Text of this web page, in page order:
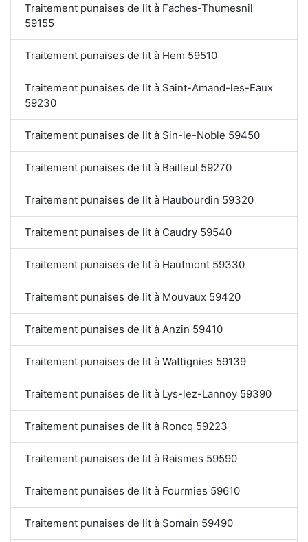
Traitement punaises de lit à Faches-Thumesnil
59155
Traitement punaises de lit à Hem 59510
Traitement punaises de lit à Saint-Amand-les-Eaux
59230
Traitement punaises de lit à Sin-le-Noble 59450
Traitement punaises de lit à Bailleul 59270
Traitement punaises de lit à Haubourdin 59320
Traitement punaises de lit à Caudry 59540
Traitement punaises de lit à Hautmont 59330
Traitement punaises de lit à Mouvaux 59420
Traitement punaises de lit à Anzin 59410
Traitement punaises de lit à Wattignies 59139
Traitement punaises de lit à Lys-lez-Lannoy 59390
Traitement punaises de lit à Roncq 59223
Traitement punaises de lit à Raismes 59590
Traitement punaises de lit à Fourmies 59610
Traitement punaises de lit à Somain 59490